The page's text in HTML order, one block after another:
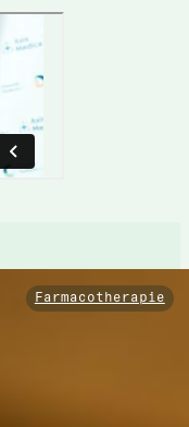
Farmacotherapie